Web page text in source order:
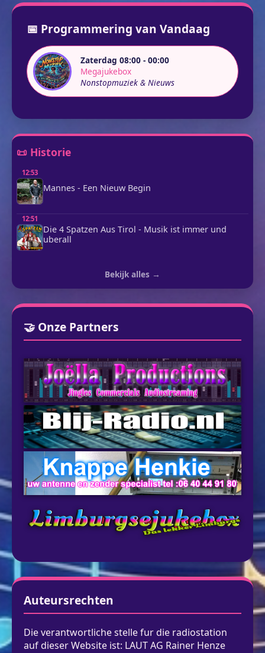
📅 Programmering van Vandaag
Zaterdag 08:00 - 00:00
Megajukebox
Nonstopmuziek & Nieuws
📜 Historie
12:53
Mannes - Een Nieuw Begin
12:51
Die 4 Spatzen Aus Tirol - Musik ist immer und
uberall
Bekijk alles →
🤝 Onze Partners
Auteursrechten
Die verantwortliche stelle fur die radiostation
auf dieser Website ist: LAUT AG Rainer Henze